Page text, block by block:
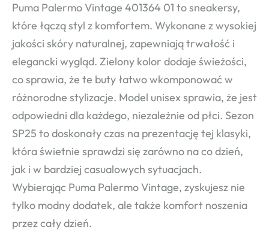
Puma Palermo Vintage 401364 01 to sneakersy,
które łączą styl z komfortem. Wykonane z wysokiej
jakości skóry naturalnej, zapewniają trwałość i
elegancki wygląd. Zielony kolor dodaje świeżości,
co sprawia, że te buty łatwo wkomponować w
różnorodne stylizacje. Model unisex sprawia, że jest
odpowiedni dla każdego, niezależnie od płci. Sezon
SP25 to doskonały czas na prezentację tej klasyki,
która świetnie sprawdzi się zarówno na co dzień,
jak i w bardziej casualowych sytuacjach.
Wybierając Puma Palermo Vintage, zyskujesz nie
tylko modny dodatek, ale także komfort noszenia
przez cały dzień.